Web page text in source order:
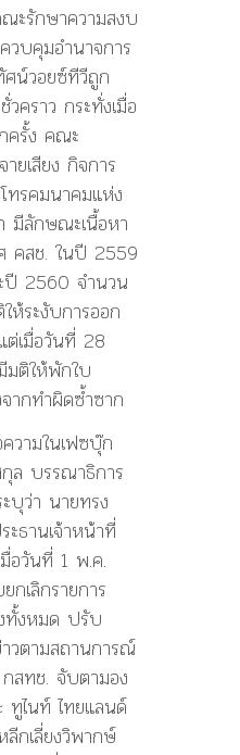
ะรักษาความสงบ
วบคุมอำนาจการ
น์วอยซ์ทีวีถูก
คราว กระทั่งเมื่อ
ครั้ง คณะ
ยเสียง กิจการ
ทรคมนาคมแห่ง
มีลักษณะเนื้อหา
คสช. ในปี 2559
ปี 2560 จำนวน
ห้ระงับการออก
ต่เมื่อวันที่ 28
ติให้พักใบ
กทำผิดซ้ำซาก
วามในเฟซบุ๊ก
ล บรรณาธิการ
บุว่า นายทรง
ธานเจ้าหน้าที่
อวันที่ 1 พ.ค.
เลิกรายการ
งทั้งหมด ปรับ
วตามสถานการณ์
กสทช. จับตามอง
ทูไนท์ ไทยแลนด์
กเลี่ยงวิพากษ์